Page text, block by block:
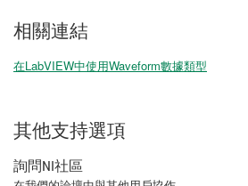
相關連結
在LabVIEW中使用Waveform數據類型
其他支持選項
詢問NI社區